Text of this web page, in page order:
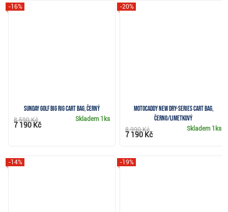
Sunday Golf Big Rig cart bag, černý
-16%
Skladem 1ks
8 590 Kč
7 190 Kč
Motocaddy NEW Dry-Series cart bag,
černo/limetkový
-20%
Skladem 1ks
8 990 Kč
7 190 Kč
-14% -19%